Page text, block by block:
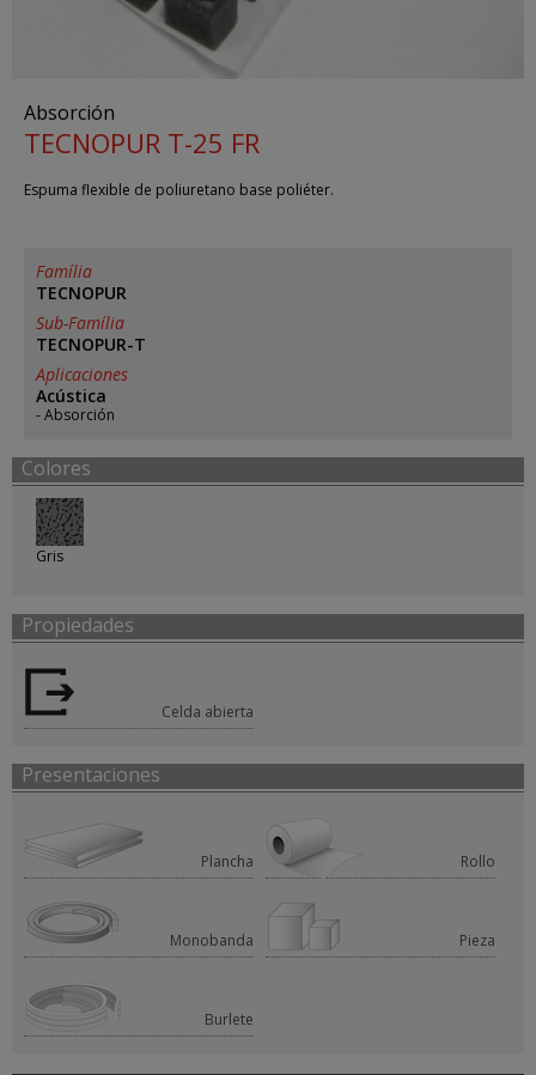
Absorción
TECNOPUR T-25 FR
Espuma flexible de poliuretano base poliéter.
Família
TECNOPUR
Sub-Família
TECNOPUR-T
Aplicaciones
Acústica
Absorción
Colores
Gris
Propiedades
Celda abierta
Presentaciones
Plancha Rollo
Monobanda Pieza
Burlete